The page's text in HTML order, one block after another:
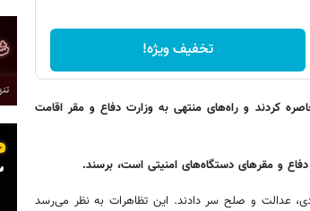
تخفیف ویژه!
کردند و راه‌های منتهی به وزارت دفاع و مقر اقامت
و مقرهای دستگاه‌های امنیتی است، برسند.
عدالت و صلح سر دادند. این تظاهرات به نظر می‌رسد